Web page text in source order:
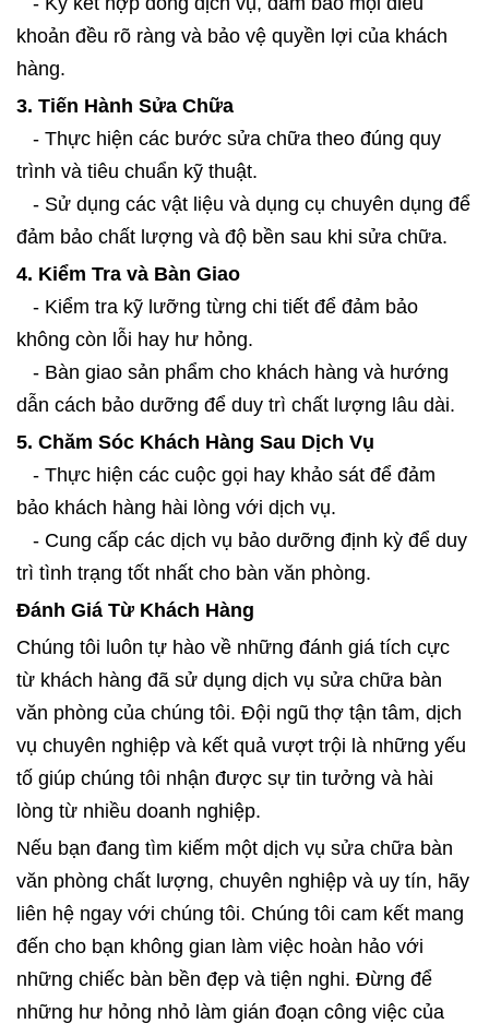
khoản đều rõ ràng và bảo vệ quyền lợi của khách
hàng.
3. Tiến Hành Sửa Chữa
- Thực hiện các bước sửa chữa theo đúng quy
trình và tiêu chuẩn kỹ thuật.
- Sử dụng các vật liệu và dụng cụ chuyên dụng để
đảm bảo chất lượng và độ bền sau khi sửa chữa.
4. Kiểm Tra và Bàn Giao
- Kiểm tra kỹ lưỡng từng chi tiết để đảm bảo
không còn lỗi hay hư hỏng.
- Bàn giao sản phẩm cho khách hàng và hướng
dẫn cách bảo dưỡng để duy trì chất lượng lâu dài.
5. Chăm Sóc Khách Hàng Sau Dịch Vụ
- Thực hiện các cuộc gọi hay khảo sát để đảm
bảo khách hàng hài lòng với dịch vụ.
- Cung cấp các dịch vụ bảo dưỡng định kỳ để duy
trì tình trạng tốt nhất cho bàn văn phòng.
Đánh Giá Từ Khách Hàng
Chúng tôi luôn tự hào về những đánh giá tích cực
từ khách hàng đã sử dụng dịch vụ sửa chữa bàn
văn phòng của chúng tôi. Đội ngũ thợ tận tâm, dịch
vụ chuyên nghiệp và kết quả vượt trội là những yếu
tố giúp chúng tôi nhận được sự tin tưởng và hài
lòng từ nhiều doanh nghiệp.
Nếu bạn đang tìm kiếm một dịch vụ sửa chữa bàn
văn phòng chất lượng, chuyên nghiệp và uy tín, hãy
liên hệ ngay với chúng tôi. Chúng tôi cam kết mang
đến cho bạn không gian làm việc hoàn hảo với
những chiếc bàn bền đẹp và tiện nghi. Đừng để
những hư hỏng nhỏ làm gián đoạn công việc của